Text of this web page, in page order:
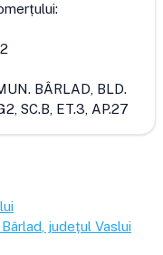
BÂRLAD, BLD.
SC.B, ET.3, AP.27
Bârlad , județul Vaslui